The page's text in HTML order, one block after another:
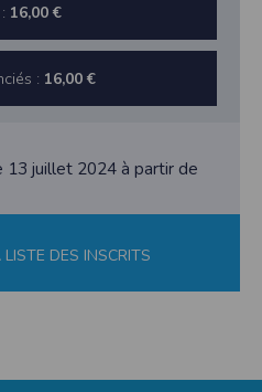
16,00 €
: 16,00 €
13 juillet 2024 à partir de
DES INSCRITS